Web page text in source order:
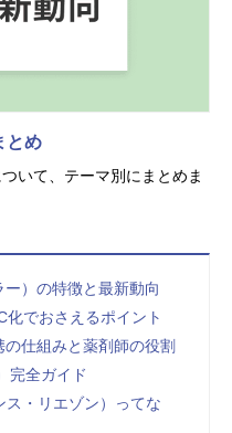
とめ
いて、テーマ別にまとめま
）の特徴と最新動向
化でおさえるポイント
仕組みと薬剤師の役割
完全ガイド
ス・リエゾン）ってな